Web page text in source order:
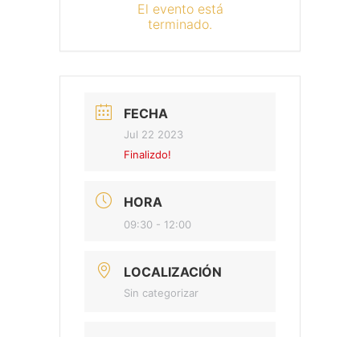
El evento está
terminado.
FECHA
Jul 22 2023
Finalizdo!
HORA
09:30 - 12:00
LOCALIZACIÓN
Sin categorizar